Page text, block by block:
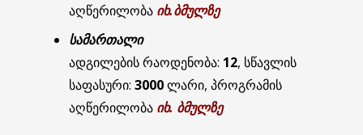
აღწერილობა იხ.ბმულზე
სამართალი
ადგილების რაოდენობა: 12, სწავლის
საფასური: 3000ლარი, პროგრამის
აღწერილობა იხ. ბმულზე